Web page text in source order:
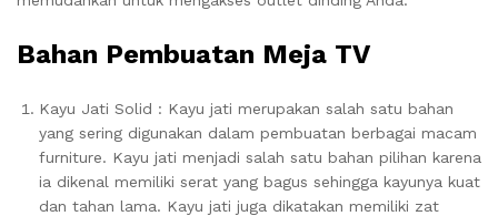
Bahan Pembuatan Meja TV
Kayu Jati Solid : Kayu jati merupakan salah satu bahan
yang sering digunakan dalam pembuatan berbagai macam
furniture. Kayu jati menjadi salah satu bahan pilihan karena
ia dikenal memiliki serat yang bagus sehingga kayunya kuat
dan tahan lama. Kayu jati juga dikatakan memiliki zat